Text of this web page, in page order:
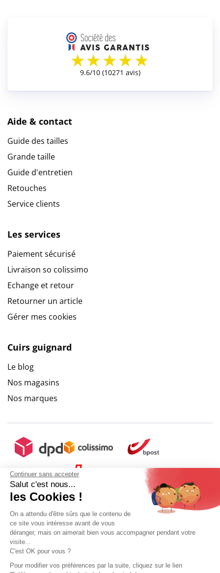
Continuer sans accepter
Salut c'est nous...
les Cookies !
On a attendu d'être sûrs que le contenu de
ce site vous intéresse avant de vous
déranger, mais on aimerait bien vous accompagner pendant votre
visite...
C'est OK pour vous ?
Pour modifier vos préférences par la suite, cliquez sur le lien
Aide & contact
Guide des tailles
Grande taille
Guide d'entretien
Retouches
Service clients
Les services
Paiement sécurisé
Livraison so colissimo
Echange et retour
Retourner un article
Gérer mes cookies
Cuirs guignard
Le blog
Nos magasins
Nos marques